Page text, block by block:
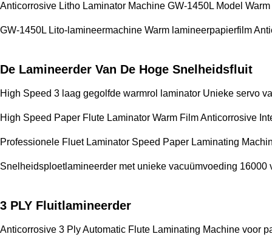
Anticorrosive Litho Laminator Machine GW-1450L Model
GW-1450L Lito-lamineermachine Warm lamineerpapierfilm
De Lamineerder Van De Hoge Snelheidsfluit
High Speed 3 laag gegolfde warmrol laminator Unieke servo
High Speed Paper Flute Laminator Warm Film Anticorrosive
Professionele Fluet Laminator Speed Paper Laminating
Snelheidsploetlamineerder met unieke vacuümvoeding 16000
3 PLY Fluitlamineerder
Anticorrosive 3 Ply Automatic Flute Laminating Machine voor